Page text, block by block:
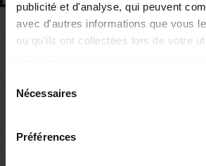
publicité et d'analyse, qui peuvent
avec d'autres informations que vous
ou qu'ils ont collectées lors de votre
Nécessaires
Préférences
Can I pair my Jabra Bluetooth